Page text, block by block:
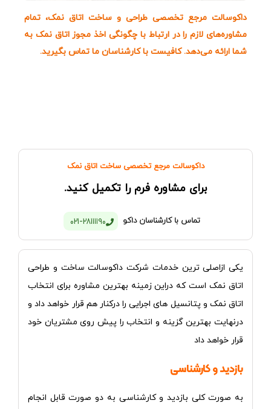
داکوسالت مرجع تخصصی طراحی و ساخت اتاق نمک، تمام
مشاوره‌های لازم را در ارتباط با چگونگی اخذ مجوز اتاق نمک به
شما ارائه می‌دهد. کافیست با کارشناسان ما تماس بگیرید.
داکوسالت مرجع تخصصی ساخت اتاق نمک
برای مشاوره فرم را تکمیل کنید.
تماس با کارشناسان داکو 021-28111190
یکی ازاصلی ترین خدمات شرکت داکوسالت ساخت و طراحی
اتاق نمک است که دراین زمینه بهترین مشاوره برای انتخاب
اتاق نمک و پتانسیل های اجرایی را درکنار هم قرار خواهدداد و
درنهایت بهترین گزینه و انتخاب را پیش روی مشتریان خود
قرار خواهد داد
بازدید و کارشناسی
به صورت کلی بازدید و کارشناسی به دو صورت قابل انجام